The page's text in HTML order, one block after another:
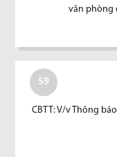
văn phòng
59
CBTT: V/v Thông